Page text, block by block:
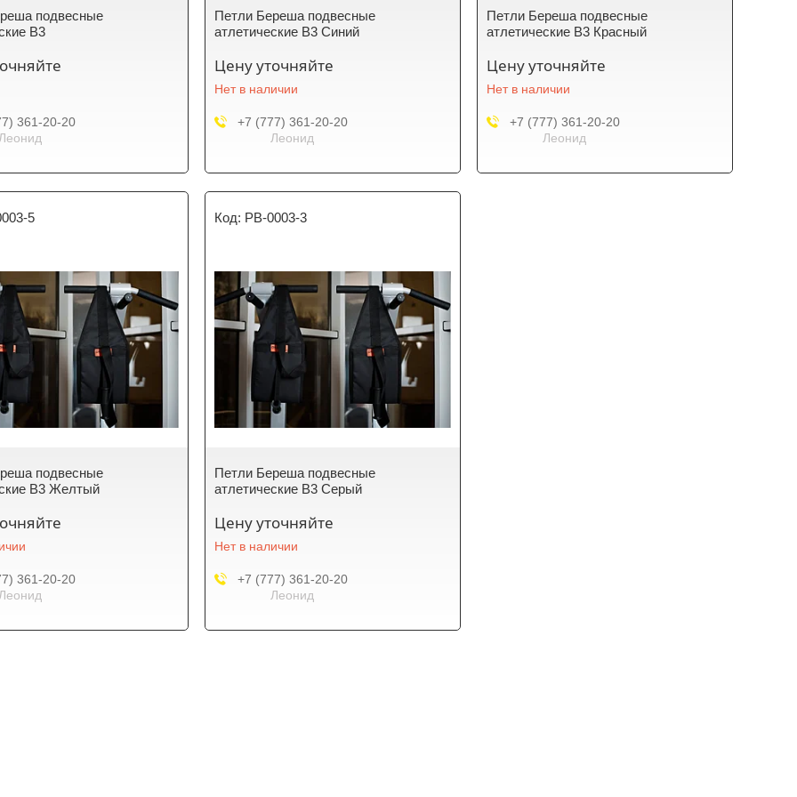
подвесные
B3
361-20-20
Петли Береша подвесные
атлетические B3 Синий
Цену уточняйте
Нет в наличии
+7 (777) 361-20-20
Леонид
Петли Береша подвесные
атлетические B3 Красный
Цену уточняйте
Нет в наличии
+7 (777) 361-20-20
Леонид
5
подвесные
B3 Желтый
361-20-20
PB-0003-3
Петли Береша подвесные
атлетические B3 Серый
Цену уточняйте
Нет в наличии
+7 (777) 361-20-20
Леонид